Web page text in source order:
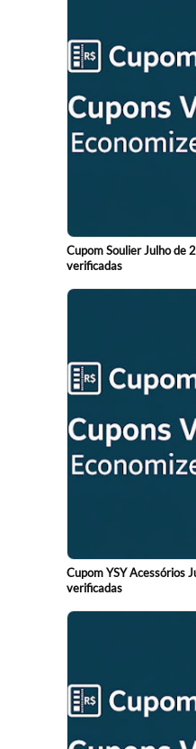
Cupom Soulier Julho de
verificadas
Cupom YSY Acessórios
verificadas